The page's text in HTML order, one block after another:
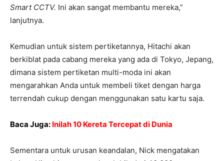
Smart CCTV. Ini akan sangat membantu mereka,”
lanjutnya.
Kemudian untuk sistem pertiketannya, Hitachi akan
berkiblat pada cabang mereka yang ada di Tokyo, Jepang,
dimana sistem pertiketan multi-moda ini akan
mengarahkan Anda untuk membeli tiket dengan harga
terrendah cukup dengan menggunakan satu kartu saja.
Baca Juga: Inilah 10 Kereta Tercepat di Dunia
Sementara untuk urusan keandalan, Nick mengatakan